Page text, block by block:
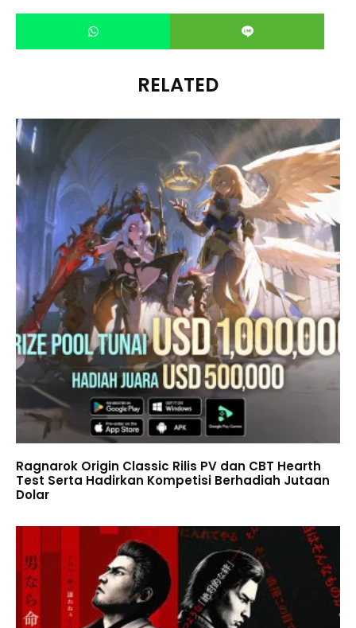
RELATED
Ragnarok Origin Classic Rilis PV dan CBT Hearth
Test Serta Hadirkan Kompetisi Berhadiah Jutaan
Dolar